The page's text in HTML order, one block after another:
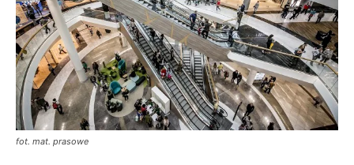
fot. mat. prasowe